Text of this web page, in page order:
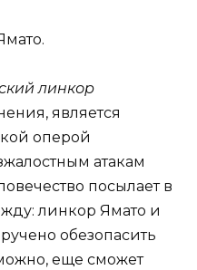
линкор
является
оперой
атакам
посылает в
линкор Ямато и
обезопасить
еще сможет